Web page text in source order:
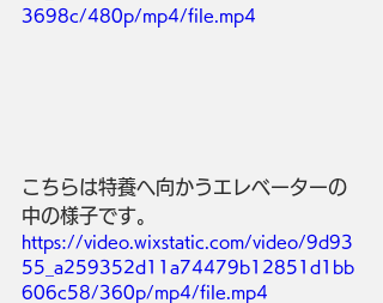
3698c/480p/mp4/file.mp4
こちらは特養へ向かうエレベーターの
中の様子です。
https://video.wixstatic.com/video/9d93
55_a259352d11a74479b12851d1bb
606c58/360p/mp4/file.mp4